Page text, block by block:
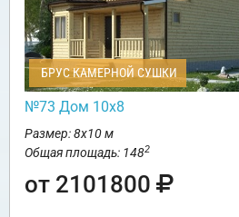
БРУС КАМЕРНОЙ СУШКИ
№73 Дом 10х8
Размер: 8х10 м
Общая площадь: 1482
от 2101800